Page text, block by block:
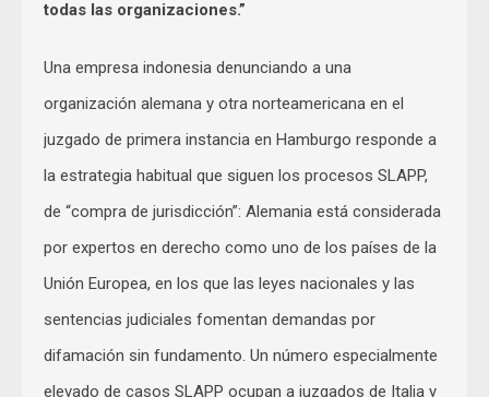
todas las organizaciones.”
Una empresa indonesia denunciando a una
organización alemana y otra norteamericana en el
juzgado de primera instancia en Hamburgo responde a
la estrategia habitual que siguen los procesos SLAPP,
de “compra de jurisdicción”: Alemania está considerada
por expertos en derecho como uno de los países de la
Unión Europea, en los que las leyes nacionales y las
sentencias judiciales fomentan demandas por
difamación sin fundamento. Un número especialmente
elevado de casos SLAPP ocupan a juzgados de Italia y